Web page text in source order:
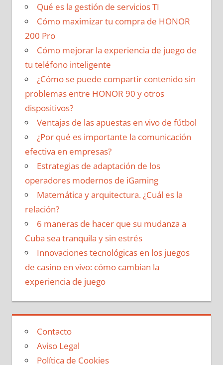
Qué es la gestión de servicios TI
Cómo maximizar tu compra de HONOR
200 Pro
Cómo mejorar la experiencia de juego de
tu teléfono inteligente
¿Cómo se puede compartir contenido sin
problemas entre HONOR 90 y otros
dispositivos?
Ventajas de las apuestas en vivo de fútbol
¿Por qué es importante la comunicación
efectiva en empresas?
Estrategias de adaptación de los
operadores modernos de iGaming
Matemática y arquitectura. ¿Cuál es la
relación?
6 maneras de hacer que su mudanza a
Cuba sea tranquila y sin estrés
Innovaciones tecnológicas en los juegos
de casino en vivo: cómo cambian la
experiencia de juego
Contacto
Aviso Legal
Política de Cookies